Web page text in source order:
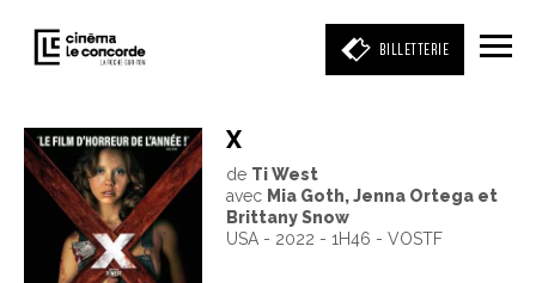
BILLETTERIE
Entrez votre mot clé
(film, réalisateur, acteur, événement)
X
de Ti West
avec Mia Goth, Jenna Ortega et
Brittany Snow
USA - 2022 - 1H46 - VOSTF